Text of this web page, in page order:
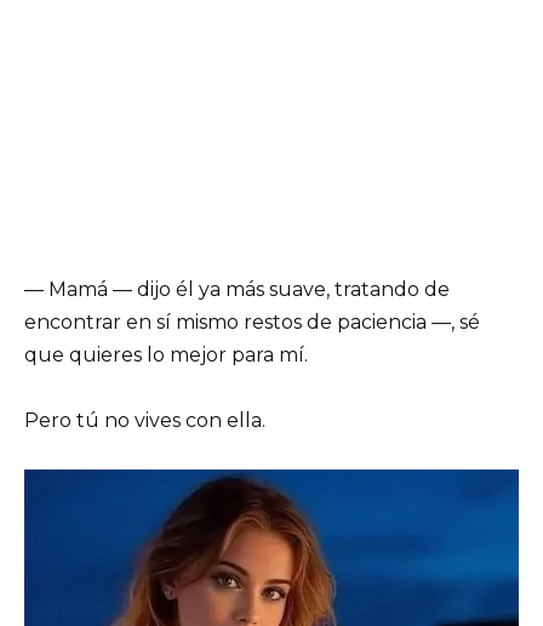
— Mamá — dijo él ya más suave, tratando de
encontrar en sí mismo restos de paciencia —, sé
que quieres lo mejor para mí.
Pero tú no vives con ella.